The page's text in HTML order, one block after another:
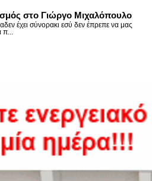
στο Γιώργο Μιχαλόπουλο
έχει σύνορακι εσύ δεν έπρεπε να μας
π...